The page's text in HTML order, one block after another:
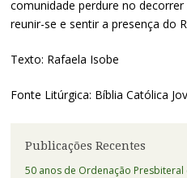
comunidade perdure no
reunir-se e sentir a presença do
Texto: Rafaela Isobe
Fonte Litúrgica: Bíblia Católica
Publicações Recentes
50 anos de Ordenação